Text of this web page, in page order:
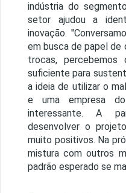
indústria do
setor ajudou a
inovação.
em busca de papel de
trocas, percebemos
suficiente para
a ideia de utilizar o
e uma empresa
interessante. A
desenvolver o
muito positivos. Na
mistura com outros
padrão esperado se